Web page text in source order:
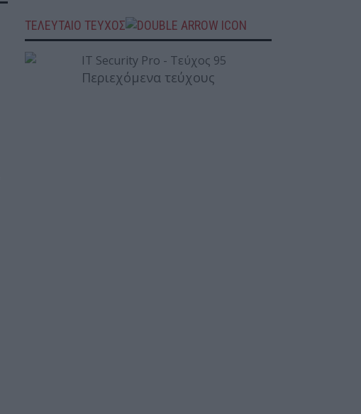
ΤΕΛΕΥΤΑΙΟ ΤΕΥΧΟΣ
Περιεχόμενα τεύχους